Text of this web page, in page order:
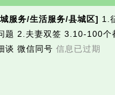
服务/生活服务/县城区] 1.
题 2.夫妻双签 3.10-100个
谈 微信同号 信息已过期